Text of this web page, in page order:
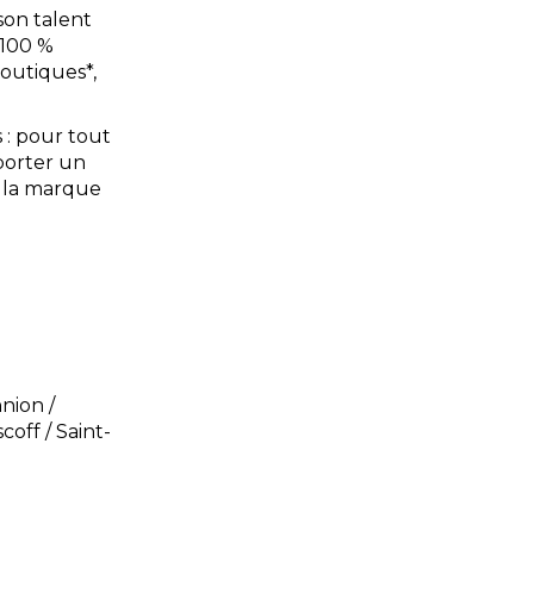
talent
%
: pour tout
un
marque
/
/ Saint-